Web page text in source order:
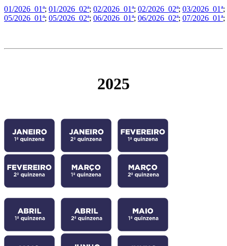
01/2026_01ª; 01/2026_02ª; 02/2026_01ª; 02/2026_02ª; 03/2026_01ª;
05/2026_01ª; 05/2026_02ª; 06/2026_01ª; 06/2026_02ª; 07/2026_01ª;
2025